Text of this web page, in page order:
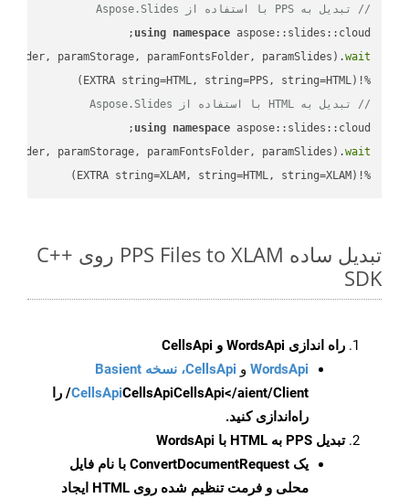
// تبدیل به PPS با استفاده از Aspose.Slides
using namespace
paramStorage, paramFontsFolder, paramSlides).wait
%!(EXTRA string=HTML, string=PPS, string=HTML)
// تبدیل به HTML با استفاده از Aspose.Slides
using namespace
paramStorage, paramFontsFolder, paramSlides).wait
%!(EXTRA string=XLAM, string=HTML, string=XLAM)
تبدیل ساده PPS Files to XLAM روی C++
SDK
راه اندازی WordsApi و CellsApi
WordsApi و CellsApi، نسخه Basient
CellsApiCellsApi
CellsApi</aient/Client/ را
راه‌اندازی کنید.
تبدیل PPS به HTML با WordsApi
یک ConvertDocumentRequest با نام فایل
محلی و فرمت تنظیم شده روی HTML ایجاد